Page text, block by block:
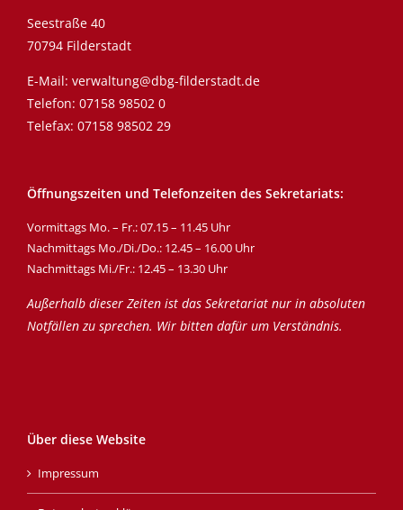
Seestraße 40
70794 Filderstadt
E-Mail: verwaltung@dbg-filderstadt.de
Telefon: 07158 98502 0
Telefax: 07158 98502 29
Öffnungszeiten und Telefonzeiten des Sekretariats:
Vormittags Mo. – Fr.: 07.15 – 11.45 Uhr
Nachmittags Mo./Di./Do.: 12.45 – 16.00 Uhr
Nachmittags Mi./Fr.: 12.45 – 13.30 Uhr
Außerhalb dieser Zeiten ist das Sekretariat nur in absoluten
Notfällen zu sprechen. Wir bitten dafür um Verständnis.
Über diese Website
Impressum